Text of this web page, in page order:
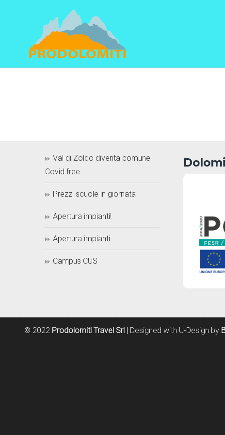
Val di Zoldo diventa comune
Covid free
Prezzi scuole in giornata
Apertura impianti!
Apertura impianti
Campus CUS
© 2022 Prodolomiti Travel Srl | Designed with U-Design by